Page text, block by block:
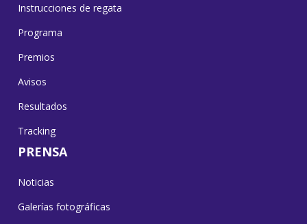
Instrucciones de regata
Programa
Premios
Avisos
Resultados
Tracking
PRENSA
Noticias
Galerías fotográficas